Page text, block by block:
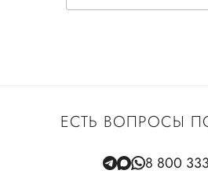
ЕСТЬ ВОПРОСЫ
8 800